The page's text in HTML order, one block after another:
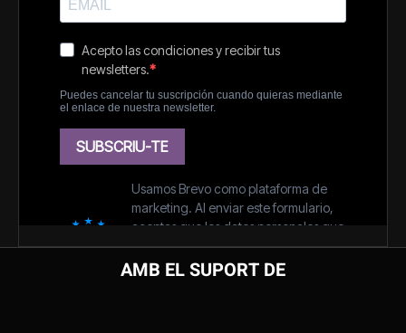
AMB EL SUPORT DE